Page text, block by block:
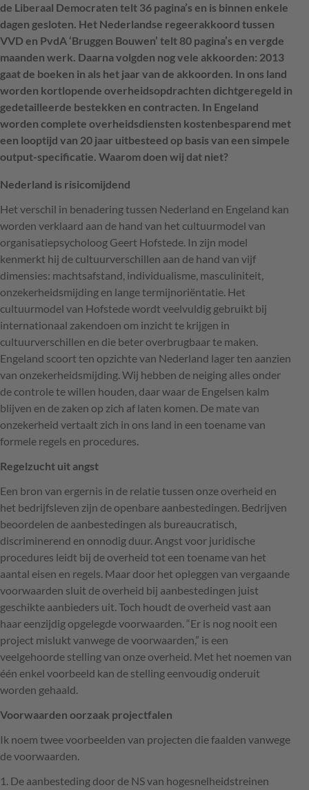
de Liberaal Democraten telt 36 pagina’s en is binnen enkele
dagen gesloten. Het Nederlandse regeerakkoord tussen
VVD en PvdA ‘Bruggen Bouwen’ telt 80 pagina’s en vergde
maanden werk. Daarna volgden nog vele akkoorden: 2013
gaat de boeken in als het jaar van de akkoorden. In ons land
worden kortlopende overheidsopdrachten dichtgeregeld in
gedetailleerde bestekken en contracten. In Engeland
worden complete overheidsdiensten kostenbesparend met
een looptijd van 20 jaar uitbesteed op basis van een simpele
output-specificatie. Waarom doen wij dat niet?
Nederland is risicomijdend
Het verschil in benadering tussen Nederland en Engeland kan
worden verklaard aan de hand van het cultuurmodel van
organisatiepsycholoog Geert Hofstede. In zijn model
kenmerkt hij de cultuurverschillen aan de hand van vijf
dimensies: machtsafstand, individualisme, masculiniteit,
onzekerheidsmijding en lange termijnoriëntatie. Het
cultuurmodel van Hofstede wordt veelvuldig gebruikt bij
internationaal zakendoen om inzicht te krijgen in
cultuurverschillen en die beter overbrugbaar te maken.
Engeland scoort ten opzichte van Nederland lager ten aanzien
van onzekerheidsmijding. Wij hebben de neiging alles onder
de controle te willen houden, daar waar de Engelsen kalm
blijven en de zaken op zich af laten komen. De mate van
onzekerheid vertaalt zich in ons land in een toename van
formele regels en procedures.
Regelzucht uit angst
Een bron van ergernis in de relatie tussen onze overheid en
het bedrijfsleven zijn de openbare aanbestedingen. Bedrijven
beoordelen de aanbestedingen als bureaucratisch,
discriminerend en onnodig duur. Angst voor juridische
procedures leidt bij de overheid tot een toename van het
aantal eisen en regels. Maar door het opleggen van vergaande
voorwaarden sluit de overheid bij aanbestedingen juist
geschikte aanbieders uit. Toch houdt de overheid vast aan
haar eenzijdig opgelegde voorwaarden. “Er is nog nooit een
project mislukt vanwege de voorwaarden,” is een
veelgehoorde stelling van onze overheid. Met het noemen van
één enkel voorbeeld kan de stelling eenvoudig onderuit
worden gehaald.
Voorwaarden oorzaak projectfalen
Ik noem twee voorbeelden van projecten die faalden vanwege
de voorwaarden.
1. De aanbesteding door de NS van hogesnelheidstreinen